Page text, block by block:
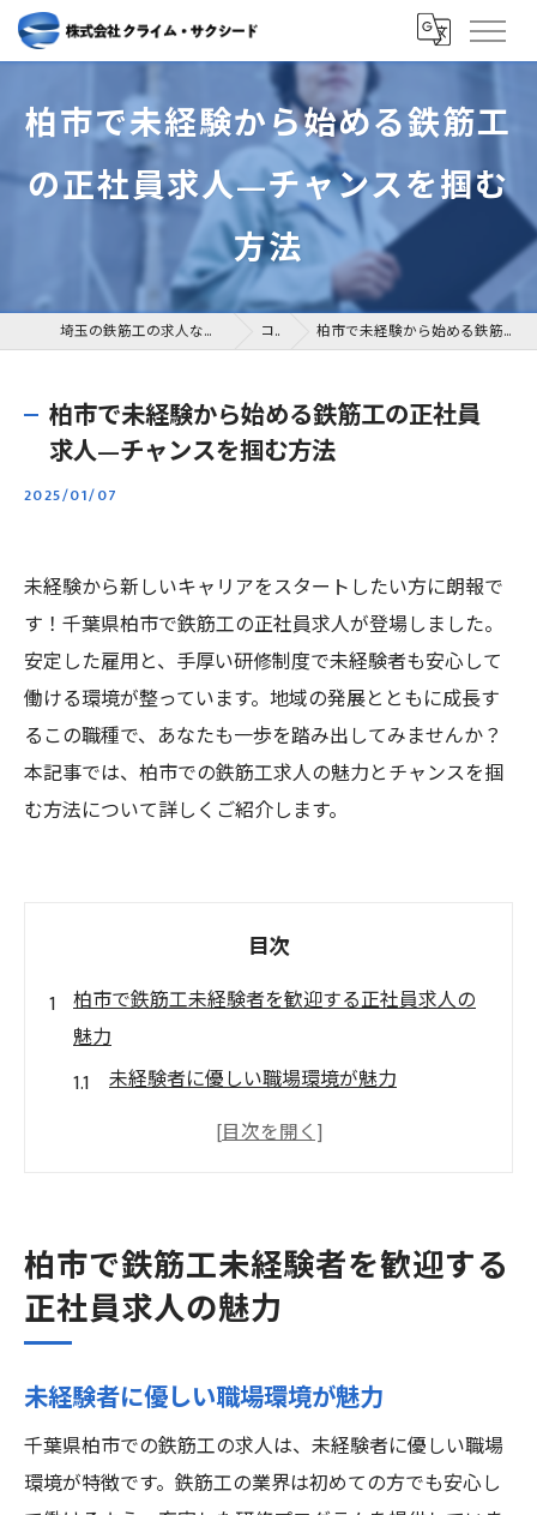
柏市で未経験から始める鉄筋工
の正社員求人—チャンスを掴む
方法
埼玉の鉄筋工の求人なら株式会社クライム・サクシード コラム 柏市で未経験から始める鉄筋工の正社員求人—チャンスを掴む方法
柏市で未経験から始める鉄筋工の正社員
求人—チャンスを掴む方法
2025/01/07
未経験から新しいキャリアをスタートしたい方に朗報で
す！千葉県柏市で鉄筋工の正社員求人が登場しました。
安定した雇用と、手厚い研修制度で未経験者も安心して
働ける環境が整っています。地域の発展とともに成長す
るこの職種で、あなたも一歩を踏み出してみませんか？
本記事では、柏市での鉄筋工求人の魅力とチャンスを掴
む方法について詳しくご紹介します。
目次
柏市で鉄筋工未経験者を歓迎する正社員求人の
魅力
未経験者に優しい職場環境が魅力
安定した雇用と地域密着のメリット
柏市で働くことの意義と地域貢献
成長する柏市で安定したキャリアを築く
未経験から始める鉄筋工のキャリア柏市での求
柏市の鉄筋工求人の最新情報
未経験者向け求人の探し方とポイント
鉄筋工の基本的な業務内容とは
柏市で鉄筋工未経験者を歓迎する
正社員求人の魅力
未経験者に優しい職場環境が魅力
千葉県柏市での鉄筋工の求人は、未経験者に優しい職場
環境が特徴です。鉄筋工の業界は初めての方でも安心し